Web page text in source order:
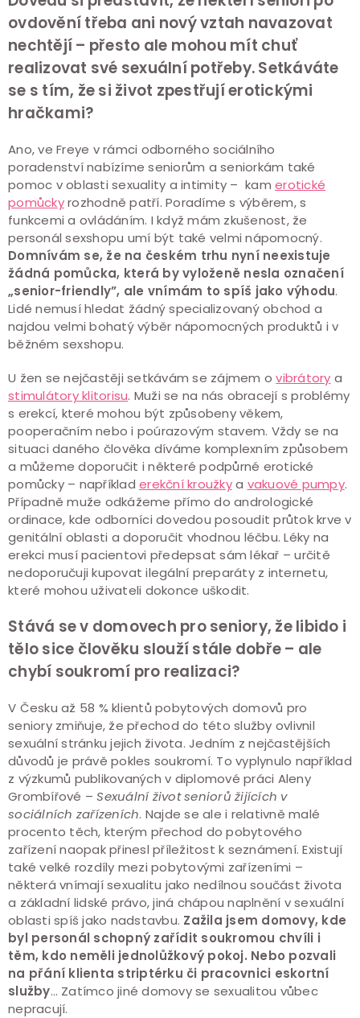
ovdovění třeba ani nový vztah navazovat
nechtějí – přesto ale mohou mít chuť
realizovat své sexuální potřeby. Setkáváte
se s tím, že si život zpestřují erotickými
hračkami?
Ano, ve Freye v rámci odborného sociálního
poradenství nabízíme seniorům a seniorkám také
pomoc v oblasti sexuality a intimity – kam erotické
pomůckyrozhodně patří. Poradíme s výběrem, s
funkcemi a ovládáním. I když mám zkušenost, že
personál sexshopu umí být také velmi nápomocný.
Domnívám se, že na českém trhu nyní neexistuje
žádná pomůcka, která by vyloženě nesla označení
„senior-friendly”, ale vnímám to spíš jako výhodu.
Lidé nemusí hledat žádný specializovaný obchod a
najdou velmi bohatý výběr nápomocných produktů i v
běžném sexshopu.
U žen se nejčastěji setkávám se zájmem ovibrátory a
stimulátory klitorisu. Muži se na nás obracejí s problémy
s erekcí, které mohou být způsobeny věkem,
pooperačním nebo i poúrazovým stavem. Vždy se na
situaci daného člověka díváme komplexním způsobem
a můžeme doporučit i některé podpůrné erotické
pomůcky – například erekční kroužkya vakuové pumpy.
Případně muže odkážeme přímo do andrologické
ordinace, kde odborníci dovedou posoudit průtok krve v
genitální oblasti a doporučit vhodnou léčbu. Léky na
erekci musí pacientovi předepsat sám lékař – určitě
nedoporučuji kupovat ilegální preparáty z internetu,
které mohou uživateli dokonce uškodit.
Stává se v domovech pro seniory, že libido i
tělo sice člověku slouží stále dobře – ale
chybí soukromí pro realizaci?
V Česku až 58 % klientů pobytových domovů pro
seniory zmiňuje, že přechod do této služby ovlivnil
sexuální stránku jejich života. Jedním z nejčastějších
důvodů je právě pokles soukromí. To vyplynulo například
z výzkumů publikovaných v diplomové práci Aleny
Grombířové –Sexuální život seniorů žijících v
sociálních zařízeních. Najde se ale i relativně malé
procento těch, kterým přechod do pobytového
zařízení naopak přinesl příležitost k seznámení. Existují
také velké rozdíly mezi pobytovými zařízeními –
některá vnímají sexualitu jako nedílnou součást života
a základní lidské právo, jiná chápou naplnění v sexuální
oblasti spíš jako nadstavbu. Zažila jsem domovy, kde
byl personál schopný zařídit soukromou chvíli i
těm, kdo neměli jednolůžkový pokoj. Nebo pozvali
na přání klienta striptérku či pracovnici eskortní
služby… Zatímco jiné domovy se sexualitou vůbec
nepracují.